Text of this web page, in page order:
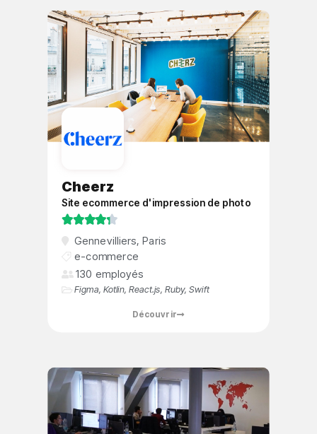
Cheerz
Site ecommerce d'impression de photo

Gennevilliers,Paris
e-commerce
130 employés
Figma, Kotlin, React.js, Ruby,Swift
Découvrir